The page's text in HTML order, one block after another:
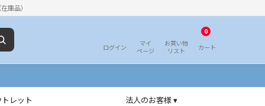
庫品）
ログイン
マイ
ページ
お買い物
リスト
0
カート
レット 法人のお客様 ▾